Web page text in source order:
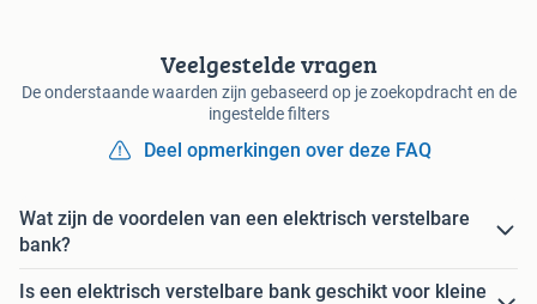
Veelgestelde vragen
De onderstaande waarden zijn gebaseerd op je zoekopdracht en de
ingestelde filters
Deel opmerkingen over deze FAQ
Wat zijn de voordelen van een elektrisch verstelbare
bank?
Is een elektrisch verstelbare bank geschikt voor kleine